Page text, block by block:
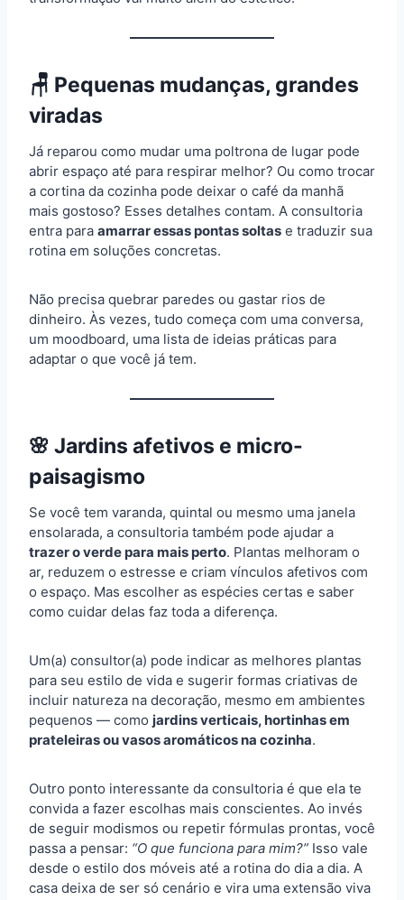
🪑 Pequenas mudanças, grandes
viradas
Já reparou como mudar uma poltrona de lugar pode
abrir espaço até para respirar melhor? Ou como trocar
a cortina da cozinha pode deixar o café da manhã
mais gostoso? Esses detalhes contam. A consultoria
entra para amarrar essas pontas soltas e traduzir sua
rotina em soluções concretas.
Não precisa quebrar paredes ou gastar rios de
dinheiro. Às vezes, tudo começa com uma conversa,
um moodboard, uma lista de ideias práticas para
adaptar o que você já tem.
🌸 Jardins afetivos e micro-
paisagismo
Se você tem varanda, quintal ou mesmo uma janela
ensolarada, a consultoria também pode ajudar a
trazer o verde para mais perto. Plantas melhoram o
ar, reduzem o estresse e criam vínculos afetivos com
o espaço. Mas escolher as espécies certas e saber
como cuidar delas faz toda a diferença.
Um(a) consultor(a) pode indicar as melhores plantas
para seu estilo de vida e sugerir formas criativas de
incluir natureza na decoração, mesmo em ambientes
pequenos — como jardins verticais, hortinhas em
prateleiras ou vasos aromáticos na cozinha.
Outro ponto interessante da consultoria é que ela te
convida a fazer escolhas mais conscientes. Ao invés
de seguir modismos ou repetir fórmulas prontas, você
passa a pensar: “O que funciona para mim?” Isso vale
desde o estilo dos móveis até a rotina do dia a dia. A
casa deixa de ser só cenário e vira uma extensão viva